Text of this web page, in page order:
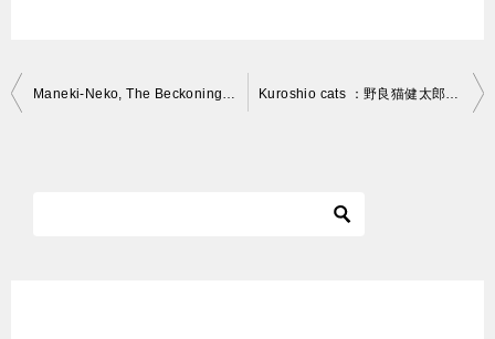
投
Maneki-Neko, The Beckoning Cat, No.2 Kuroshio cats ：野良猫健太郎 わいもっとええ子になるきに、、、